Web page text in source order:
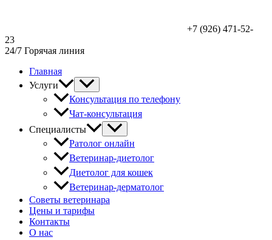
+7 (926) 471-52-
23
24/7 Горячая линия
Главная
Услуги
Консультация по телефону
Чат-консультация
Специалисты
Ратолог онлайн
Ветеринар-диетолог
Диетолог для кошек
Ветеринар-дерматолог
Советы ветеринара
Цены и тарифы
Контакты
О нас